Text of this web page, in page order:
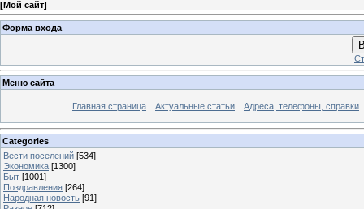
[Мой сайт]
Форма входа
Меню сайта
Главная страница Актуальные статьи Адреса, телефоны, справки
Categories
Вести поселений [534]
Экономика [1300]
Быт [1001]
Поздравления [264]
Народная новость [91]